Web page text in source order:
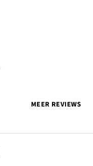
MEER REVIEWS